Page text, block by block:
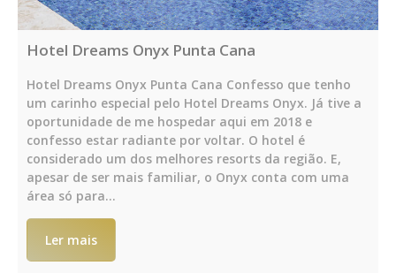
Hotel Dreams Onyx Punta Cana
Hotel Dreams Onyx Punta Cana Confesso que tenho
um carinho especial pelo Hotel Dreams Onyx. Já tive a
oportunidade de me hospedar aqui em 2018 e
confesso estar radiante por voltar. O hotel é
considerado um dos melhores resorts da região. E,
apesar de ser mais familiar, o Onyx conta com uma
área só para…
Ler mais